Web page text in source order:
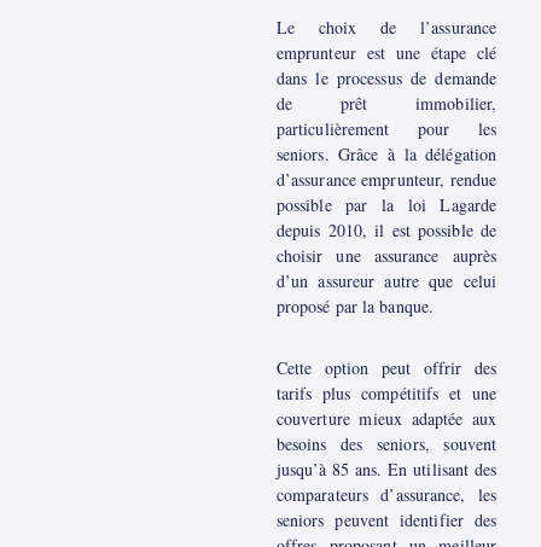
Le choix de l’assurance
emprunteur est une étape clé
dans le processus de demande
de prêt immobilier,
particulièrement pour les
seniors. Grâce à la délégation
d’assurance emprunteur, rendue
possible par la loi Lagarde
depuis 2010, il est possible de
choisir une assurance auprès
d’un assureur autre que celui
proposé par la banque.
Cette option peut offrir des
tarifs plus compétitifs et une
couverture mieux adaptée aux
besoins des seniors, souvent
jusqu’à 85 ans. En utilisant des
comparateurs d’assurance, les
seniors peuvent identifier des